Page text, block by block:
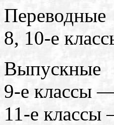
Переводные
8, 10-е
Выпускные
9-е классы
11-е